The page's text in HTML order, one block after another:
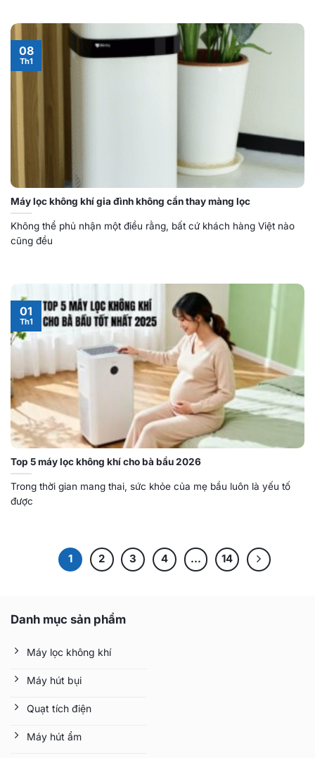
Máy lọc không khí gia đình không cần thay màng lọc
Không thể phủ nhận một điều rằng, bất cứ khách hàng Việt nào
cũng đều
08
Th1
Top 5 máy lọc không khí cho bà bầu 2026
Trong thời gian mang thai, sức khỏe của mẹ bầu luôn là yếu tố
được
01
Th1
1 2 3 4 … 14
Danh mục sản phẩm
Máy lọc không khí
Máy hút bụi
Quạt tích điện
Máy hút ẩm